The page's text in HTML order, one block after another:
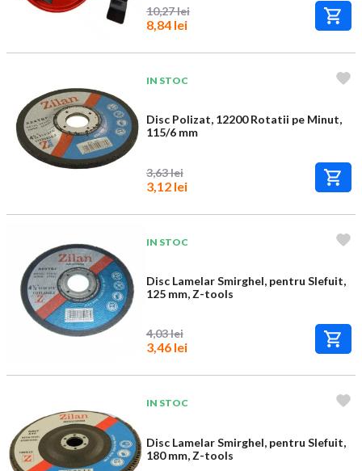
10,27 lei
8,84 lei
IN STOC
Disc Polizat, 12200 Rotatii pe Minut,
115/6 mm
3,63 lei
3,12 lei
IN STOC
Disc Lamelar Smirghel, pentru Slefuit,
125 mm, Z-tools
4,03 lei
3,46 lei
IN STOC
Disc Lamelar Smirghel, pentru Slefuit,
180 mm, Z-tools